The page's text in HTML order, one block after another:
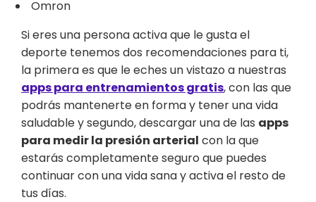
Omron
Si eres una persona activa que le gusta el
deporte tenemos dos recomendaciones para ti,
la primera es que le eches un vistazo a nuestras
apps para entrenamientos gratis, con las que
podrás mantenerte en forma y tener una vida
saludable y segundo, descargar una de las apps
para medir la presión arterial con la que
estarás completamente seguro que puedes
continuar con una vida sana y activa el resto de
tus días.